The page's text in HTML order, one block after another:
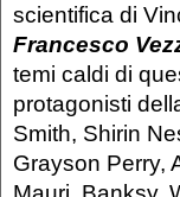
scientifica di
Francesco
temi caldi di
protagonisti
Smith, Shirin
Grayson Perry,